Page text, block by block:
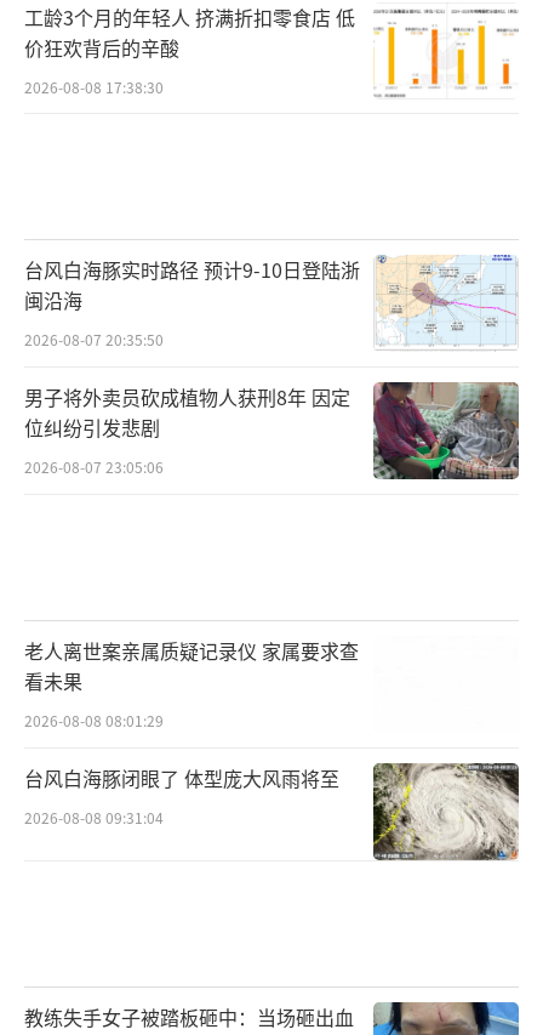
工龄3个月的年轻人 挤满折扣零食店 低
价狂欢背后的辛酸
2026-08-08 17:38:30
台风白海豚实时路径 预计9-10日登陆浙
闽沿海
2026-08-07 20:35:50
男子将外卖员砍成植物人获刑8年 因定
位纠纷引发悲剧
2026-08-07 23:05:06
老人离世案亲属质疑记录仪 家属要求查
看未果
2026-08-08 08:01:29
台风白海豚闭眼了 体型庞大风雨将至
2026-08-08 09:31:04
教练失手女子被踏板砸中：当场砸出血